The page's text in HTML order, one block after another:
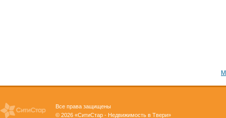
Все права защищены
© 2026 «СитиСтар - Недвижимость в Твери»